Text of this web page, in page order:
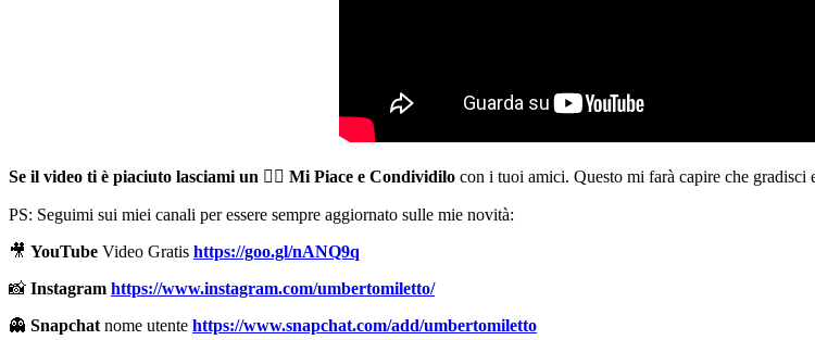
Se il video ti è piaciuto lasciami un 👍🏻 Mi Piace e Condividilo con i tuoi amici. Questo mi farà capire che
PS: Seguimi sui miei canali per essere sempre aggiornato sulle mie novità:
🎥 YouTube Video Gratis https://goo.gl/nANQ9q
📸 Instagram https://www.instagram.com/umbertomiletto/
👻 Snapchat nome utente https://www.snapchat.com/add/umbertomiletto